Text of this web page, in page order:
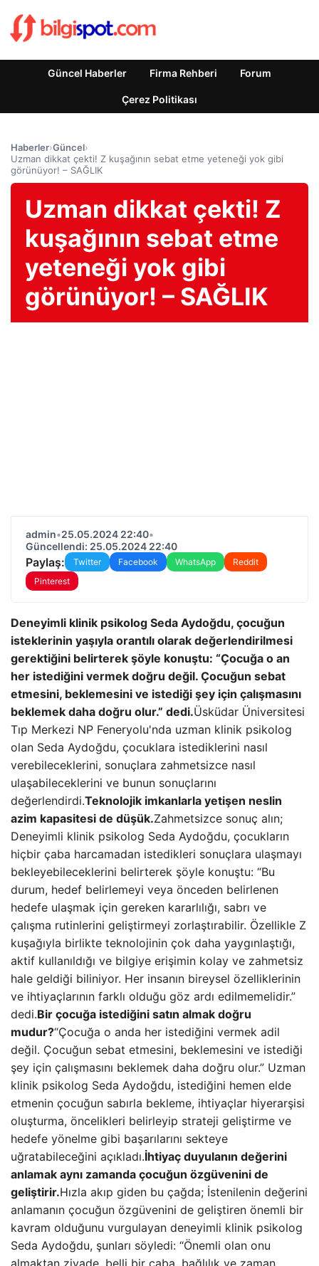
Güncel Haberler Firma Rehberi Forum
Çerez Politikası
Haberler›Güncel›
Uzman dikkat çekti! Z kuşağının sebat etme yeteneği yok gibi
görünüyor! – SAĞLIK
Uzman dikkat çekti! Z
kuşağının sebat etme
yeteneği yok gibi
görünüyor! – SAĞLIK
admin•25.05.2024 22:40•
Güncellendi: 25.05.2024 22:40
Paylaş: Twitter Facebook WhatsApp
Reddit
Pinterest
Deneyimli klinik psikolog Seda Aydoğdu, çocuğun
isteklerinin yaşıyla orantılı olarak değerlendirilmesi
gerektiğini belirterek şöyle konuştu: “Çocuğa o an
her istediğini vermek doğru değil. Çocuğun sebat
etmesini, beklemesini ve istediği şey için çalışmasını
beklemek daha doğru olur.” dedi.Üsküdar Üniversitesi
Tıp Merkezi NP Feneryolu'nda uzman klinik psikolog
olan Seda Aydoğdu, çocuklara istediklerini nasıl
verebileceklerini, sonuçlara zahmetsizce nasıl
ulaşabileceklerini ve bunun sonuçlarını
değerlendirdi.Teknolojik imkanlarla yetişen neslin
azim kapasitesi de düşük.Zahmetsizce sonuç alın;
Deneyimli klinik psikolog Seda Aydoğdu, çocukların
hiçbir çaba harcamadan istedikleri sonuçlara ulaşmayı
bekleyebileceklerini belirterek şöyle konuştu: “Bu
durum, hedef belirlemeyi veya önceden belirlenen
hedefe ulaşmak için gereken kararlılığı, sabrı ve
çalışma rutinlerini geliştirmeyi zorlaştırabilir. Özellikle Z
kuşağıyla birlikte teknolojinin çok daha yaygınlaştığı,
aktif kullanıldığı ve bilgiye erişimin kolay ve zahmetsiz
hale geldiği biliniyor. Her insanın bireysel özelliklerinin
ve ihtiyaçlarının farklı olduğu göz ardı edilmemelidir.”
dedi.Bir çocuğa istediğini satın almak doğru
mudur?“Çocuğa o anda her istediğini vermek adil
değil. Çocuğun sebat etmesini, beklemesini ve istediği
şey için çalışmasını beklemek daha doğru olur.” Uzman
klinik psikolog Seda Aydoğdu, istediğini hemen elde
etmenin çocuğun sabırla bekleme, ihtiyaçlar hiyerarşisi
oluşturma, öncelikleri belirleyip strateji geliştirme ve
hedefe yönelme gibi başarılarını sekteye
uğratabileceğini açıkladı.İhtiyaç duyulanın değerini
anlamak aynı zamanda çocuğun özgüvenini de
geliştirir.Hızla akıp giden bu çağda; İstenilenin değerini
anlamanın çocuğun özgüvenini de geliştiren önemli bir
kavram olduğunu vurgulayan deneyimli klinik psikolog
Seda Aydoğdu, şunları söyledi: “Önemli olan onu
almaktan ziyade, belli bir çaba, bağlılık ve zaman